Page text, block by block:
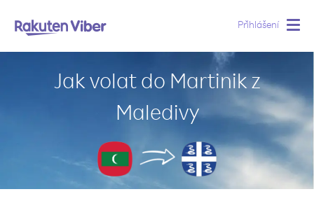
Přihlášení
Jak volat do Martinik z
Maledivy